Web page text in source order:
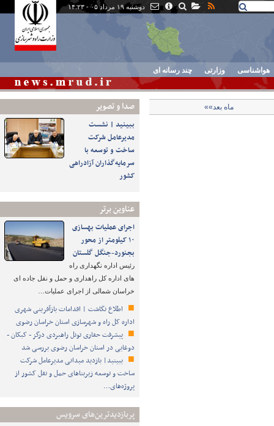
دوشنبه ۱۹ مرداد ۰۵ - ۱۴:۲۳
هواشناسی وزارتی چند رسانه ای
صدا و تصوير
ببینید | نشست
مدیرعامل شرکت
ساخت و توسعه با
سرمایه‌گذاران آزادراهی
کشور
عناوین برتر
اجرای عملیات بهسازی
۱۰ کیلومتر از محور
بجنورد-جنگل گلستان
رئیس اداره نگهداری راه
های اداره کل راهداری و حمل و نقل جاده ای
خراسان شمالی از اجرای عملیات…
اطلاع نگاشت | اقدامات بازآفرینی شهری
اداره کل راه و شهرسازی استان خراسان رضوی
پیشرفت حفاری تونل راهبردی درگز - کبکان -
دوغایی در استان خراسان رضوی بررسی شد
ببینید| بازدید میدانی مدیرعامل شرکت
ساخت و توسعه زیربناهای حمل و نقل کشور از
پروژه‌های…
پربازدیدترین‌های سرویس
ماه بعد»»